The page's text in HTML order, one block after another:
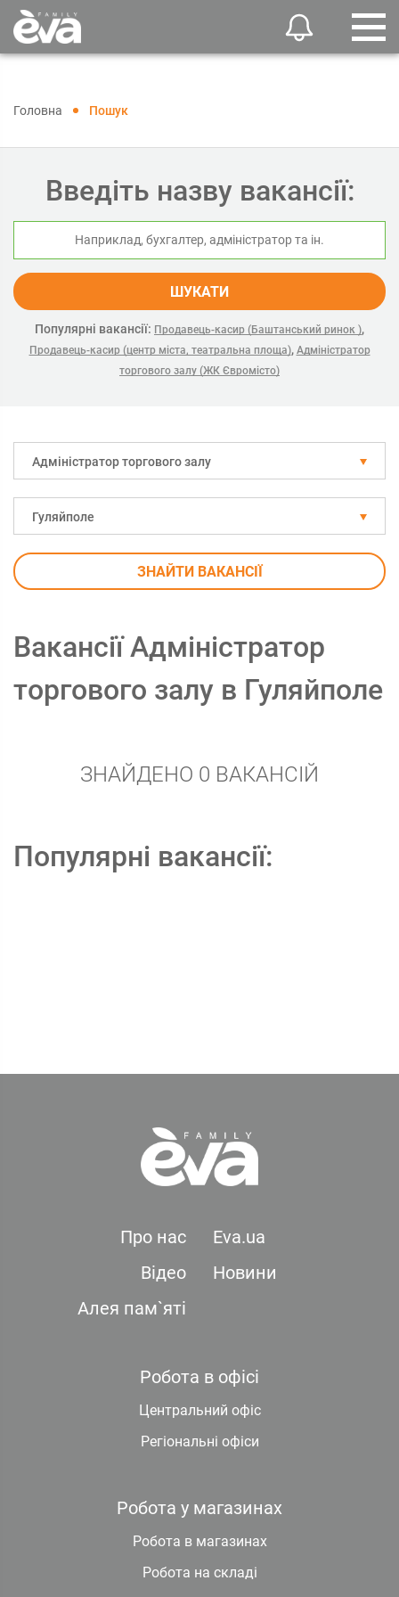
Головна Пошук
Введіть назву вакансії:
ШУКАТИ
Популярні вакансії: Продавець-касир (Баштанський ринок ),
Продавець-касир (центр міста, театральна площа), Адміністратор
торгового залу (ЖК Євромісто)
Адміністратор торгового залу
Гуляйполе
ЗНАЙТИ ВАКАНСІЇ
Вакансії Адміністратор
торгового залу в Гуляйполе
ЗНАЙДЕНО 0 ВАКАНСІЙ
Популярні вакансії:
Про нас
Eva.ua
Відео
Новини
Алея пам`яті
Робота в офісі
Центральний офіс
Регіональні офіси
Робота у магазинах
Робота в магазинах
Робота на складі